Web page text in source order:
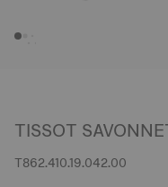
TISSOT
T862.410.19.042.00